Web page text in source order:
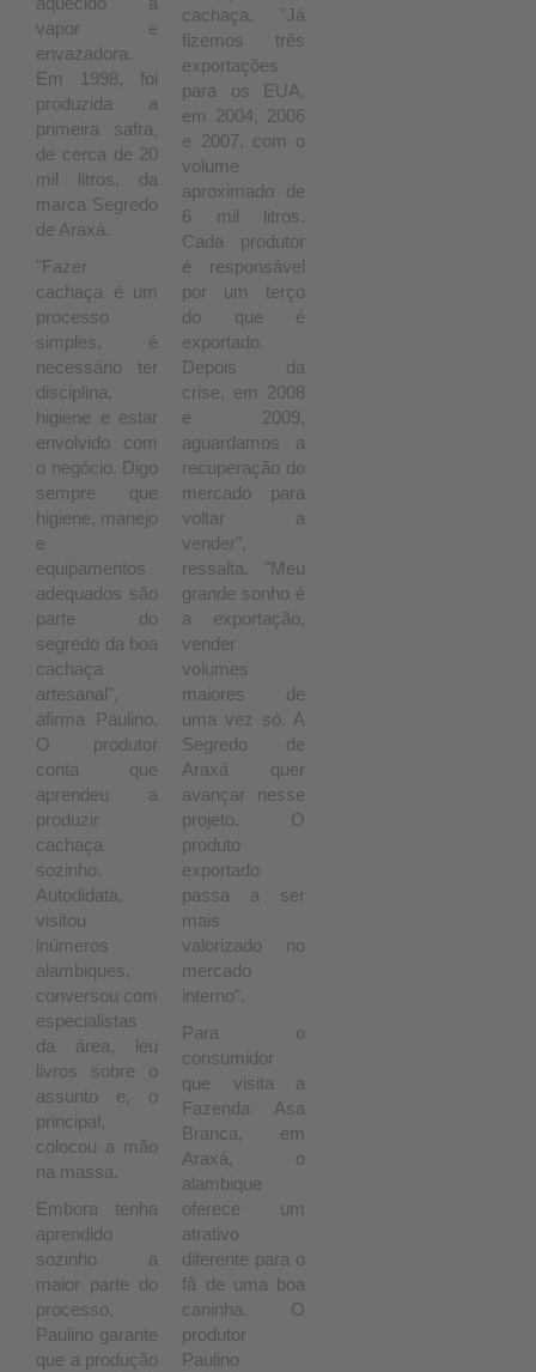
vapor e
envazadora.
Em 1998, foi
produzida a
primeira safra,
de cerca de 20
mil litros, da
marca Segredo
de Araxá.
"Fazer
cachaça é um
processo
simples, é
necessário ter
disciplina,
higiene e estar
envolvido com
o negócio. Digo
sempre que
higiene, manejo
e
equipamentos
adequados são
parte do
segredo da boa
cachaça
artesanal",
afirma Paulino.
O produtor
conta que
aprendeu a
produzir
cachaça
sozinho.
Autodidata,
visitou
inúmeros
alambiques,
conversou com
especialistas
da área, leu
livros sobre o
assunto e, o
principal,
colocou a mão
na massa.
Embora tenha
aprendido
sozinho a
maior parte do
processo,
Paulino garante
que a produção
cachaça. "Já
fizemos três
exportações
para os EUA,
em 2004, 2006
e 2007, com o
volume
aproximado de
6 mil litros.
Cada produtor
é responsável
por um terço
do que é
exportado.
Depois da
crise, em 2008
e 2009,
aguardamos a
recuperação do
mercado para
voltar a
vender",
ressalta. "Meu
grande sonho é
a exportação,
vender
volumes
maiores de
uma vez só. A
Segredo de
Araxá quer
avançar nesse
projeto. O
produto
exportado
passa a ser
mais
valorizado no
mercado
interno".
Para o
consumidor
que visita a
Fazenda Asa
Branca, em
Araxá, o
alambique
oferece um
atrativo
diferente para o
fã de uma boa
caninha. O
produtor
Paulino